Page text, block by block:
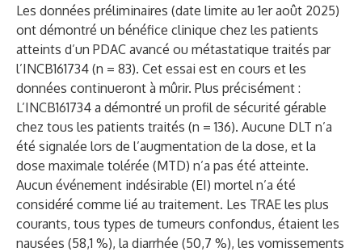
Les données préliminaires (date limite au 1er août 2025)
ont démontré un bénéfice clinique chez les patients
atteints d’un PDAC avancé ou métastatique traités par
l’INCB161734 (n = 83). Cet essai est en cours et les
données continueront à mûrir. Plus précisément :
L’INCB161734 a démontré un profil de sécurité gérable
chez tous les patients traités (n = 136). Aucune DLT n’a
été signalée lors de l’augmentation de la dose, et la
dose maximale tolérée (MTD) n’a pas été atteinte.
Aucun événement indésirable (EI) mortel n’a été
considéré comme lié au traitement. Les TRAE les plus
courants, tous types de tumeurs confondus, étaient les
nausées (58,1 %), la diarrhée (50,7 %), les vomissements